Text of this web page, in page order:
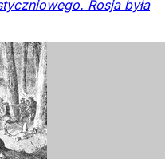
Rosja była